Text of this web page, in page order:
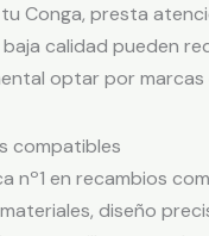
Conga, presta
calidad pueden
optar por
compatibles
nº1 en recambios
diseño